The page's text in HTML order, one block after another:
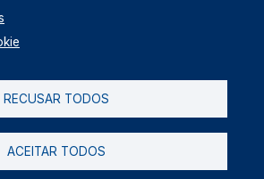
de Privacidade
RECUSAR TODOS
ACEITAR TODOS